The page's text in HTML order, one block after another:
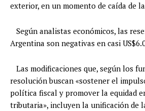
exterior, en un momento de caída de
Según analistas económicos, las
Argentina son negativas en casi
Las modificaciones que, según los
resolución buscan «sostener el
política fiscal y promover la equidad
tributaria», incluyen la unificación de